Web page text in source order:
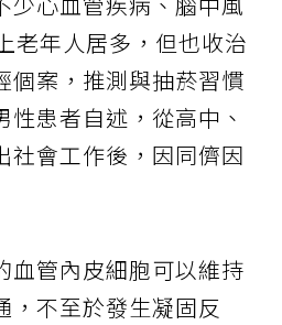
老年人居多，但也收治
個案，推測與抽菸習慣
患者自述，從高中、
社會工作後，因同儕因
血管內皮細胞可以維持
，不至於發生凝固反